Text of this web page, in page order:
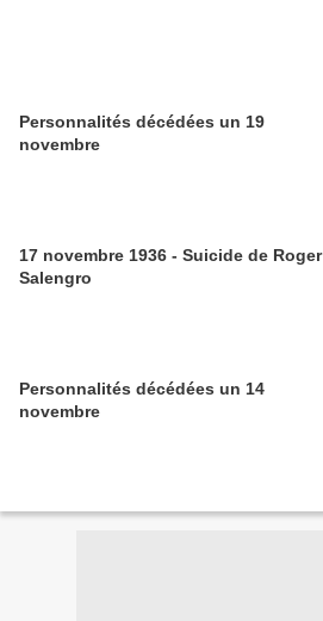
Personnalités décédées un 19
novembre
17 novembre 1936 - Suicide de Roger
Salengro
Personnalités décédées un 14
novembre